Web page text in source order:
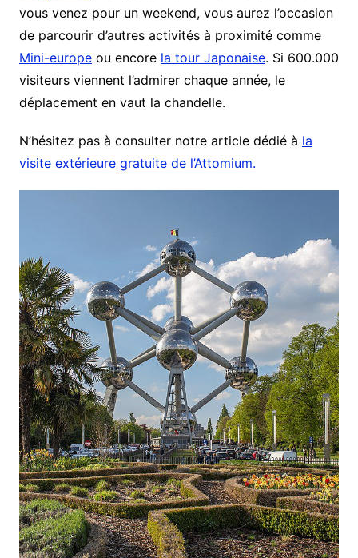
vous venez pour un weekend, vous aurez l’occasion
de parcourir d’autres activités à proximité comme
Mini-europeou encore la tour Japonaise. Si 600.000
visiteurs viennent l’admirer chaque année, le
déplacement en vaut la chandelle.
N’hésitez pas à consulter notre article dédié à la
visite extérieure gratuite de l’Attomium.